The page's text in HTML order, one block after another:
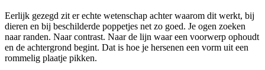
Eerlijk gezegd zit er echte wetenschap achter waarom dit werkt, bij
dieren en bij beschilderde poppetjes net zo goed. Je ogen zoeken
naar randen. Naar contrast. Naar de lijn waar een voorwerp ophoudt
en de achtergrond begint. Dat is hoe je hersenen een vorm uit een
rommelig plaatje pikken.